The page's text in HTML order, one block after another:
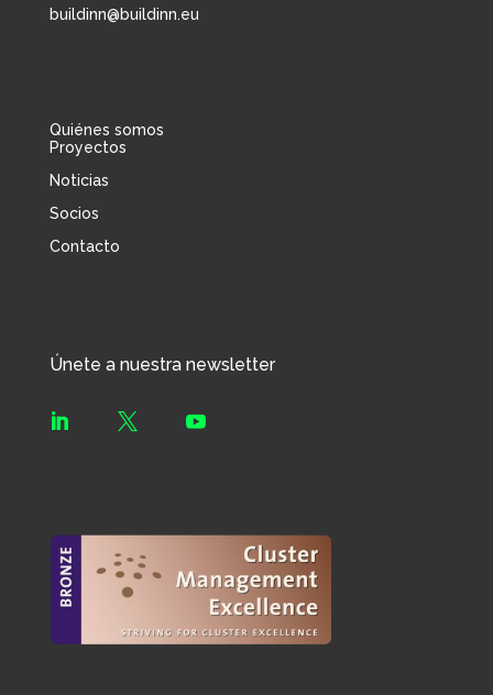
buildinn@buildinn.eu
Quiénes somos
Proyectos
Noticias
Socios
Contacto
Únete a nuestra newsletter
  